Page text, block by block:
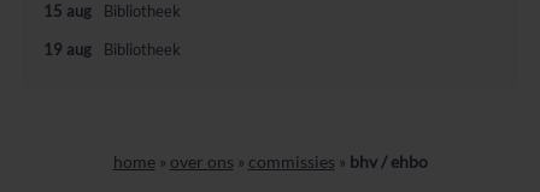
15 aug Bibliotheek
19 aug Bibliotheek
home» over ons » commissies » bhv / ehbo